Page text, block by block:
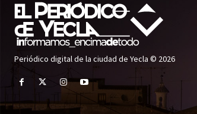
Periódico digital de la ciudad de Yecla © 2026